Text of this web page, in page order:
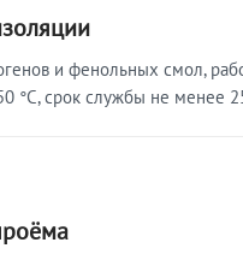
и фенольных смол,
°C, срок службы не менее